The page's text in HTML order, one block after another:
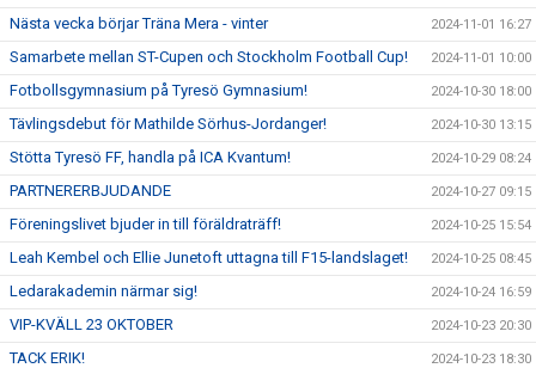
Nästa vecka börjar Träna Mera - vinter 2024-11-01 16:27
Samarbete mellan ST-Cupen och Stockholm Football Cup! 2024-11-01 10:00
Fotbollsgymnasium på Tyresö Gymnasium! 2024-10-30 18:00
Tävlingsdebut för Mathilde Sörhus-Jordanger! 2024-10-30 13:15
Stötta Tyresö FF, handla på ICA Kvantum! 2024-10-29 08:24
PARTNERERBJUDANDE 2024-10-27 09:15
Föreningslivet bjuder in till föräldraträff! 2024-10-25 15:54
Leah Kembel och Ellie Junetoft uttagna till F15-landslaget! 2024-10-25 08:45
Ledarakademin närmar sig! 2024-10-24 16:59
VIP-KVÄLL 23 OKTOBER 2024-10-23 20:30
TACK ERIK! 2024-10-23 18:30